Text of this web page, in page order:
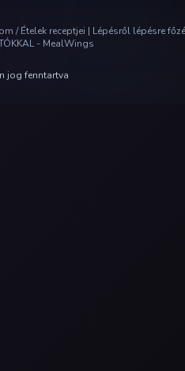
/Ételek receptjei | Lépésről lépésre
- MealWings
jog fenntartva